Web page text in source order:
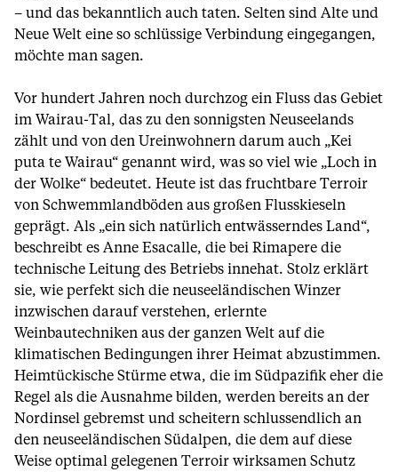
– und das bekanntlich auch taten. Selten sind Alte und
Neue Welt eine so schlüssige Verbindung eingegangen,
möchte man sagen.
Vor hundert Jahren noch durchzog ein Fluss das Gebiet
im Wairau-Tal, das zu den sonnigsten Neuseelands
zählt und von den Ureinwohnern darum auch „Kei
puta te Wairau“ genannt wird, was so viel wie „Loch in
der Wolke“ bedeutet. Heute ist das fruchtbare Terroir
von Schwemmlandböden aus großen Flusskieseln
geprägt. Als „ein sich natürlich entwässerndes Land“,
beschreibt es Anne Esacalle, die bei Rimapere die
technische Leitung des Betriebs innehat. Stolz erklärt
sie, wie perfekt sich die neuseeländischen Winzer
inzwischen darauf verstehen, erlernte
Weinbautechniken aus der ganzen Welt auf die
klimatischen Bedingungen ihrer Heimat abzustimmen.
Heimtückische Stürme etwa, die im Südpazifik eher die
Regel als die Ausnahme bilden, werden bereits an der
Nordinsel gebremst und scheitern schlussendlich an
den neuseeländischen Südalpen, die dem auf diese
Weise optimal gelegenen Terroir wirksamen Schutz